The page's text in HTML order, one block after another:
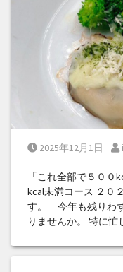
Posted on
2025年12月1日
「これ全部で５００
kcal未満コース ２０
す。 今年も残りわ
りませんか。 特に